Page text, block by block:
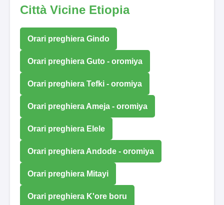
Città Vicine Etiopia
Orari preghiera Gindo
Orari preghiera Guto - oromiya
Orari preghiera Tefki - oromiya
Orari preghiera Ameja - oromiya
Orari preghiera Elele
Orari preghiera Andode - oromiya
Orari preghiera Mitayi
Orari preghiera K'ore boru